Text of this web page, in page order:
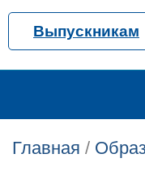
Выпускникам
Главная /